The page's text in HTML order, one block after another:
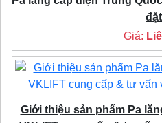
đặt
Giá:
Giới thiệu sản phẩm Pa